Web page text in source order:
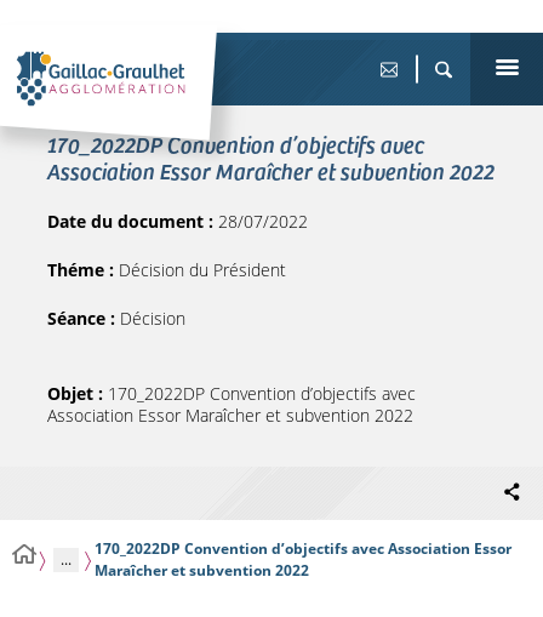
170_2022DP Convention d’objectifs avec
Association Essor Maraîcher et subvention 2022
Date du document : 28/07/2022
Théme : Décision du Président
Séance : Décision
Objet : 170_2022DP Convention d’objectifs avec
Association Essor Maraîcher et subvention 2022
...
170_2022DP Convention d’objectifs avec Association Essor
Maraîcher et subvention 2022